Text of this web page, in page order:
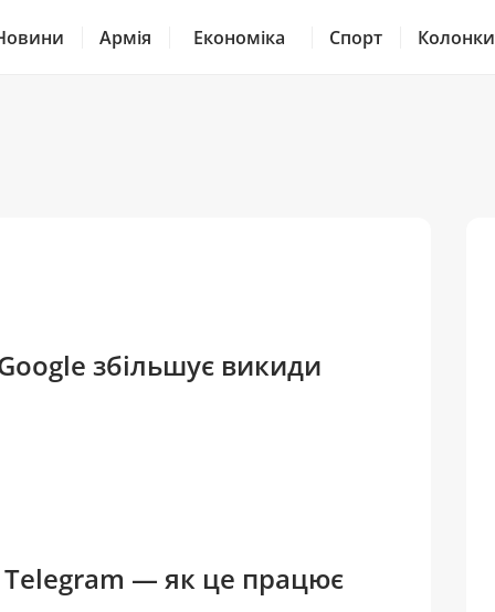
Армія Економіка Спорт Колонки
збільшує викиди
Telegram — як це працює